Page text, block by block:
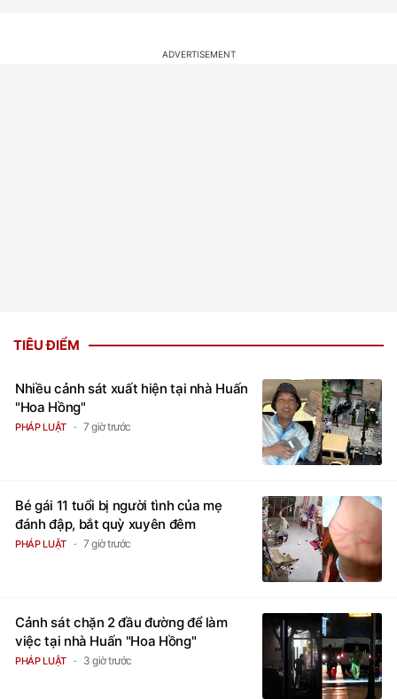
TIÊU ĐIỂM
Nhiều cảnh sát xuất hiện tại nhà Huấn
"Hoa Hồng"
PHÁP LUẬT 7 giờ trước
Bé gái 11 tuổi bị người tình của mẹ
đánh đập, bắt quỳ xuyên đêm
PHÁP LUẬT 7 giờ trước
Cảnh sát chặn 2 đầu đường để làm
việc tại nhà Huấn "Hoa Hồng"
PHÁP LUẬT 3 giờ trước